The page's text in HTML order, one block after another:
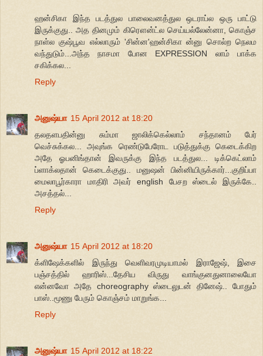
ஹன்சிகா இந்த படத்துல பாலைவனத்துல ஒடராப்ல ஒரு பாட்டு
இருக்குது.. அத தினமும் கிரௌன்ட்ல செய்யல்லேன்னா, கொஞ்ச
நாள்ல குஷ்பூவ எல்லாரும் 'சின்ன'ஹன்சிகா ன்னு சொல்ற நெலம
வந்துடும்...அந்த நாசமா போன EXPRESSION லாம் பாக்க
சகிக்கல...
Reply
அனுஷ்யா 15 April 2012 at 18:20
தலதளபதின்னு சும்மா ஜாலிக்கெல்லாம் சந்தானம் பேர்
வெச்சுக்கல... அவுங்க ரெண்டுபேரோட படுத்துக்கு கெடைக்கிற
அதே ஓபனிங்தான் இவருக்கு இந்த படத்துல... டிக்கெட்லாம்
ப்ளாக்லதான் கெடைக்குது.. மனுஷன் பின்னியிருக்கார்...குறிப்பா
மைலாபூர்காரா மாதிரி அவர் english பேசற ஸ்டைல் இருக்கே..
அசத்தல்...
Reply
அனுஷ்யா 15 April 2012 at 18:20
க்ளிஷேக்களில் இருந்து வெளிவரமுடியாமல் இராஜேஷ், இசை
பஞ்சத்தில் ஹாரிஸ்...தேசிய விருது வாங்குனதுனாலையோ
என்னவோ அதே choreography ஸ்டைலுடன் தினேஷ்.. போதும்
பாஸ்..மூணு பேரும் கொஞ்சம் மாறுங்க...
Reply
அனுஷ்யா 15 April 2012 at 18:22